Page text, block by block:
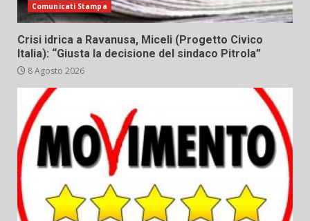
Comunicati Stampa
Crisi idrica a Ravanusa, Miceli (Progetto Civico
Italia): “Giusta la decisione del sindaco Pitrola”
8 Agosto 2026